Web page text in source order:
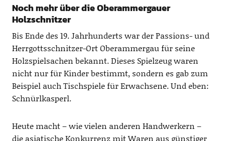
Noch mehr über die Oberammergauer
Holzschnitzer
Bis Ende des 19. Jahrhunderts war der Passions- und
Herrgottsschnitzer-Ort Oberammergau für seine
Holzspielsachen bekannt. Dieses Spielzeug waren
nicht nur für Kinder bestimmt, sondern es gab zum
Beispiel auch Tischspiele für Erwachsene. Und eben:
Schnürlkasperl.
Heute macht – wie vielen anderen Handwerkern –
die asiatische Konkurrenz mit Waren aus günstiger